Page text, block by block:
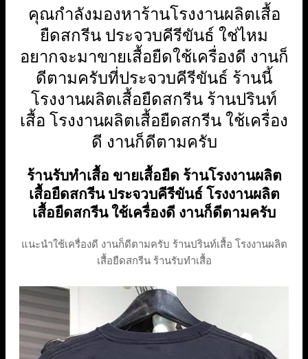
คุณกำลังมองหาร้านโรงงานผลิตเสื้อ
ยืดสกรีน ประจวบคีรีขันธ์ ใช่ไหม
อยากจะมาขายเสื้อยืดใช้เครื่องดี งานก็
ดีตามครับที่ประจวบคีรีขันธ์ ร้านนี้
โรงงานผลิตเสื้อยืดสกรีน ร้านปรินท์
เสื้อ โรงงานผลิตเสื้อยืดสกรีน ใช้เครื่อง
ดี งานก็ดีตามครับ
ร้านรับทำเสื้อ ขายเสื้อยืด ร้านโรงงานผลิต
เสื้อยืดสกรีน ประจวบคีรีขันธ์ โรงงานผลิต
เสื้อยืดสกรีน ใช้เครื่องดี งานก็ดีตามครับ
แนะนำใช้เครื่องดี งานก็ดีตามครับ ร้านปรินท์เสื้อ โรงงานผลิต
เสื้อยืดสกรีน ร้านรับทำเสื้อ